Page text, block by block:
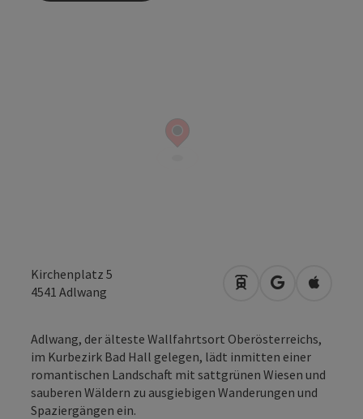
Kirchenplatz 5
4541 Adlwang Anreise mit
in Google
in
Adlwang, der älteste Wallfahrtsort Oberösterreichs,
im Kurbezirk Bad Hall gelegen, lädt inmitten einer
romantischen Landschaft mit sattgrünen Wiesen und
sauberen Wäldern zu ausgiebigen Wanderungen und
Spaziergängen ein.